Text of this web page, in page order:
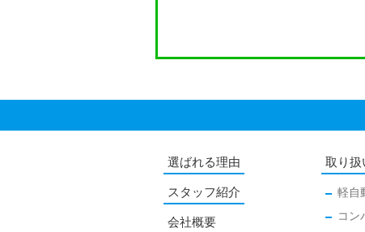
選ばれる理由
スタッフ紹介
会社概要
取り扱
軽自
コン